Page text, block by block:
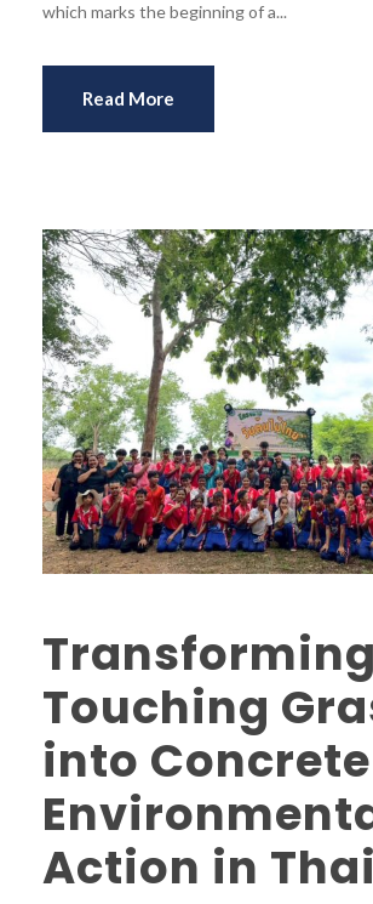
which marks the beginning of a...
Read More
Transforming
Touching
into Concrete
Action in